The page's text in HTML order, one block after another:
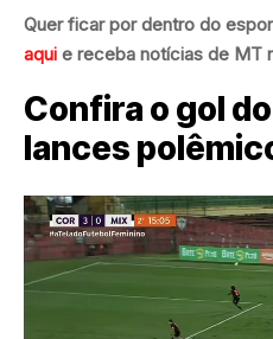
Quer ficar por dentro do
aqui e receba notícias de MT
Confira o gol
lances